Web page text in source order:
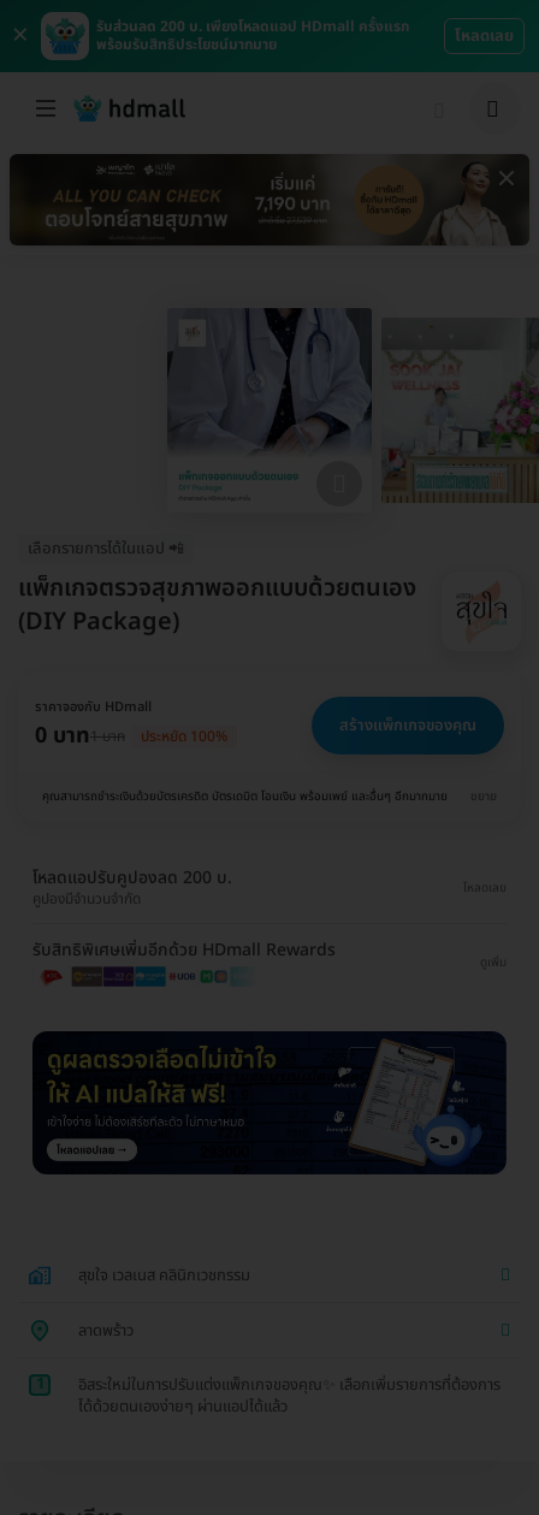
×
รับส่วนลด 200 บ. เพียงโหลดแอป HDmall ครั้งแรก
พร้อมรับสิทธิประโยชน์มากมาย
โหลดเลย
เลือกรายการได้ในแอป 📲
แพ็กเกจตรวจสุขภาพออกแบบด้วยตนเอง
(DIY Package)
ราคาจองกับ HDmall
0 บาท1 บาท ประหยัด 100% สร้างแพ็กเกจของคุณ
คุณสามารถชำระเงินด้วยบัตรเครดิต บัตรเดบิต โอนเงิน พร้อมเพย์ และอื่นๆ อีกมากมาย ขยาย
โหลดแอปรับคูปองลด 200 บ.
คูปองมีจำนวนจำกัด
โหลดเลย
รับสิทธิพิเศษเพิ่มอีกด้วย HDmall Rewards
ดูเพิ่ม
สุขใจ เวลเนส คลินิกเวชกรรม
ลาดพร้าว
1
อิสระใหม่ในการปรับแต่งแพ็กเกจของคุณ✨ เลือกเพิ่มรายการที่ต้องการ
ได้ด้วยตนเองง่ายๆ ผ่านแอปได้แล้ว